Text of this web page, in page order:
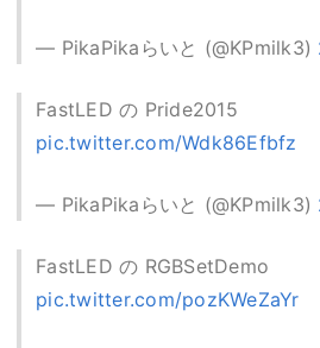
— PikaPikaらいと (@KPmilk3)
FastLED の Pride2015
pic.twitter.com/Wdk86Efbfz
— PikaPikaらいと (@KPmilk3)
FastLED の RGBSetDemo
pic.twitter.com/pozKWeZaYr